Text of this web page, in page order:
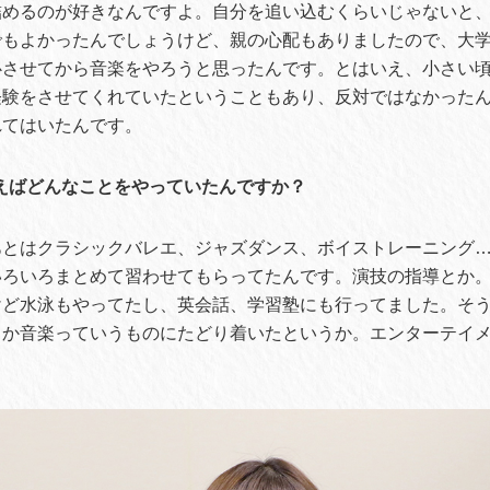
るのが好きなんですよ。自分を追い込むくらいじゃないと
よかったんでしょうけど、親の心配もありましたので、大
せてから音楽をやろうと思ったんです。とはいえ、小さい
をさせてくれていたということもあり、反対ではなかった
はいたんです。
どんなことをやっていたんですか？
はクラシックバレエ、ジャズダンス、ボイストレーニング
いろまとめて習わせてもらってたんです。演技の指導とか
水泳もやってたし、英会話、学習塾にも行ってました。そ
音楽っていうものにたどり着いたというか。エンターテイ